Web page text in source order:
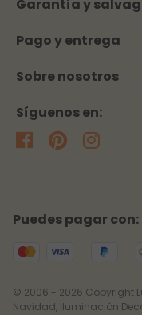
Garantía y
Pago y entrega
Sobre nosotros
Síguenos en:
Puedes pagar con:
© 2006 - 2026 Copyright
Navidad, Iluminación